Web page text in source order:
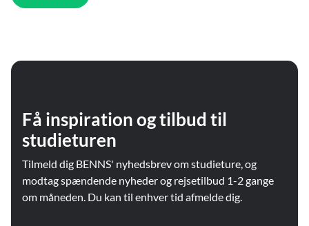
Få inspiration og tilbud til
studieturen
Tilmeld dig BENNS' nyhedsbrev om studieture, og
modtag spændende nyheder og rejsetilbud 1-2 gange
om måneden. Du kan til enhver tid afmelde dig.